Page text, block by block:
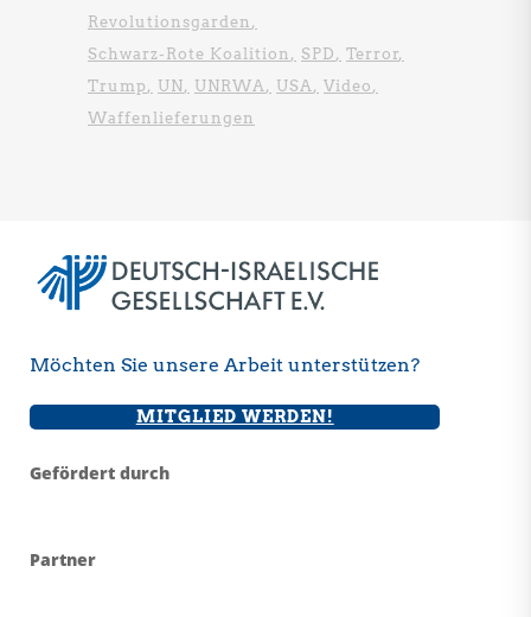
Revolutionsgarden
Schwarz-Rote Koalition
SPD
Terror
Trump
UN UNRWA USA
Video
Waffenlieferungen
Möchten Sie unsere Arbeit unterstützen?
MITGLIED WERDEN!
Gefördert durch
Partner